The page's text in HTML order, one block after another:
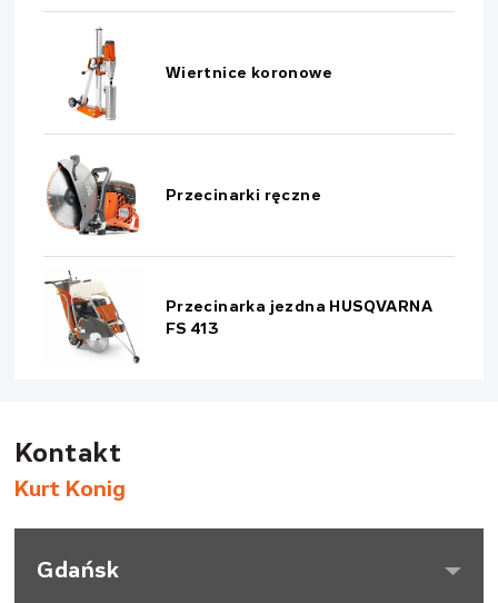
Wiertnice koronowe
Przecinarki ręczne
Przecinarka jezdna HUSQVARNA
FS 413
Kontakt
Kurt Konig
Gdańsk